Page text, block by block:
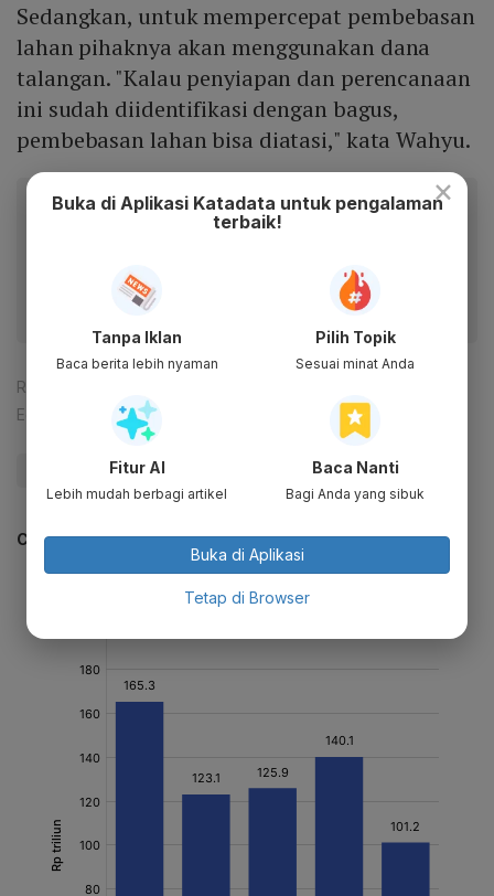
Sedangkan, untuk mempercepat pembebasan
lahan pihaknya akan menggunakan dana
talangan. "Kalau penyiapan dan perencanaan
ini sudah diidentifikasi dengan bagus,
pembebasan lahan bisa diatasi," kata Wahyu.
Baca artikel ini lewat aplikasi mobile.
Reporter:
Editor:
Pingit Aria
#Infrastruktur
CEK JUGA DATA INI
×
Buka di Aplikasi Katadata untuk pengalaman
terbaik!
Tanpa Iklan
Baca berita lebih nyaman
Pilih Topik
Sesuai minat Anda
Fitur AI
Lebih mudah berbagi artikel
Baca Nanti
Bagi Anda yang sibuk
Buka di Aplikasi
Tetap di Browser